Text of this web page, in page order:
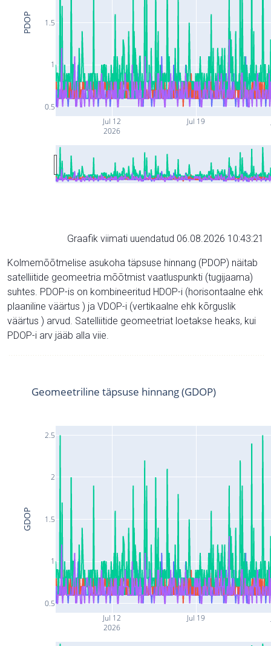
Jul 12
2026
Jul 19
0.5
1
1.5
PDOP
Graafik viimati uuendatud 06.08.2026 10:43:21
Kolmemõõtmelise asukoha täpsuse hinnang (PDOP) näitab
satelliitide geomeetria mõõtmist vaatluspunkti (tugijaama)
suhtes. PDOP-is on kombineeritud HDOP-i (horisontaalne ehk
plaaniline väärtus ) ja VDOP-i (vertikaalne ehk kõrguslik
väärtus ) arvud. Satelliitide geomeetriat loetakse heaks, kui
PDOP-i arv jääb alla viie.
Jul 12
2026
Jul 19
0.5
1
1.5
2
2.5
Geomeetriline täpsuse hinnang (GDOP)
GDOP